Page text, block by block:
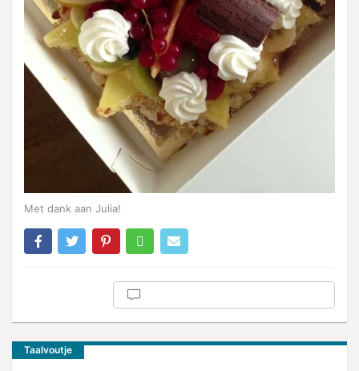
Met dank aan Julia!
Taalvoutje